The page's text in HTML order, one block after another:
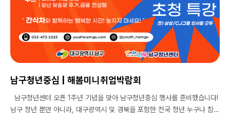
남구청년중심 | 해봄미니취업박람회
남구 청년 뿐만 아니라, 대구광역시 및 경북을 포함한 전국 청년 누구나 참여